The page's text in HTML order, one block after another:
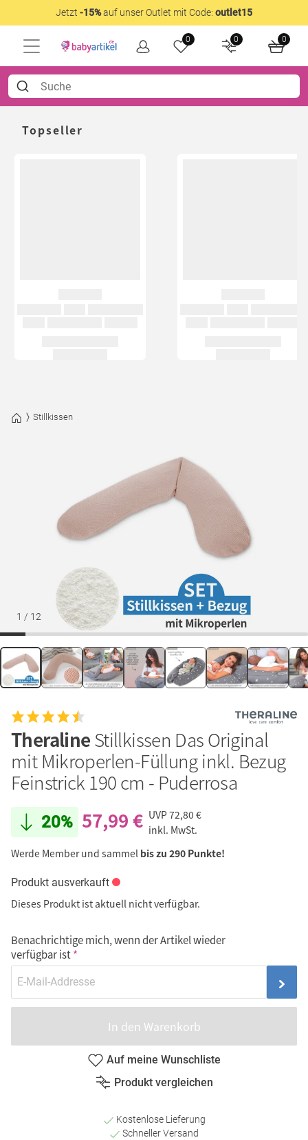
Jetzt -15%auf unser Outlet mit Code: outlet15
0 0 0
Topseller
Stillkissen
1 / 12
TheralineStillkissen Das Original
mit Mikroperlen-Füllung inkl. Bezug
Feinstrick 190 cm - Puderrosa
20% 57,99 € UVP72,80 €
inkl. MwSt.
Werde Member und sammel bis zu 290 Punkte!
Produkt ausverkauft
Dieses Produkt ist aktuell nicht verfügbar.
Benachrichtige mich, wenn der Artikel wieder
verfügbar ist
In den Warenkorb
Auf meine Wunschliste
Produkt vergleichen
Kostenlose Lieferung
Schneller Versand